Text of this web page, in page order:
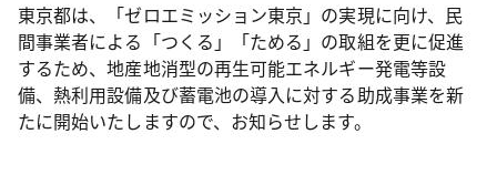
東京都は、「ゼロエミッション東京」の実現に向け、民
間事業者による「つくる」「ためる」の取組を更に促進
するため、地産地消型の再生可能エネルギー発電等設
備、熱利用設備及び蓄電池の導入に対する助成事業を新
たに開始いたしますので、お知らせします。